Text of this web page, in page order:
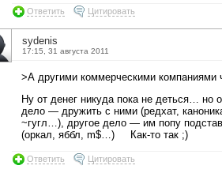
Ответить Цитировать
sydenis
17:15, 31 августа 2011
>А другими коммерческими компаниями
Ну от денег никуда пока не деться… но
дело — дружить с ними (редхат,
~гугл…), другое дело — им попу
(оркал, яббл, m$…) Как-то так ;)
Ответить Цитировать